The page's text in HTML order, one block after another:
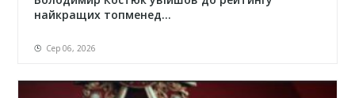
найкращих топменед...
Сер 06, 2026